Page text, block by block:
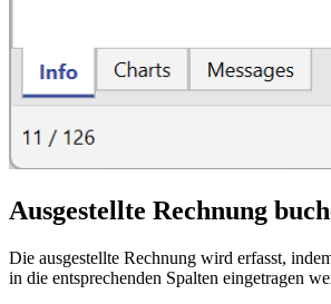
Ausgestellte Rechnung
Die ausgestellte Rechnung wird erfasst,
in die entsprechenden Spalten eingetragen